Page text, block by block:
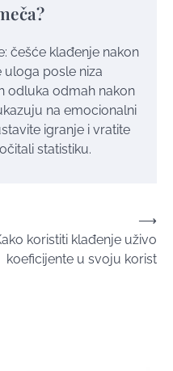
češće klađenje nakon
posle niza
odluka odmah nakon
na emocionalni
igranje i vratite
statistiku.
koristiti klađenje uživo
koeficijente u svoju korist
⟶